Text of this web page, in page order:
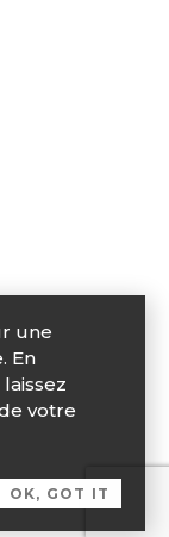
une
En
votre
OK, GOT IT